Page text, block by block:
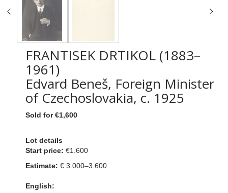
FRANTISEK DRTIKOL (1883–
1961)
Edvard Beneš, Foreign Minister
of Czechoslovakia, c. 1925
Sold for €1,600
Lot details
Start price: €1.600
Estimate: € 3.000–3.600
English: